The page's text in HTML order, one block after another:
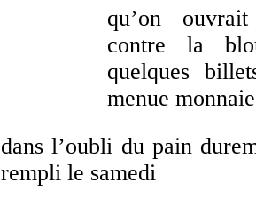
qu’on
contre la
quelques
menue
dans l’oubli du pain
rempli le samedi